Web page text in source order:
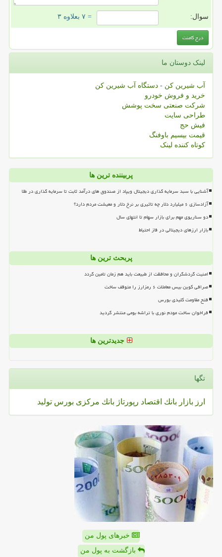
سوال: = ۷ بعلاوه ۳
لینک دوستان ما
آب شیرین کن - دستگاه آب شیرین کن
خرید و فروش خودرو
شرکت صنعتی سخت پوشش
طراحی سایت
فیش حج
قیمت بیسیم باوفنگ
کوتاه کننده لینک
پربیننده ترین ها
آشنایی با سبد سرمایه گذاری دیجیتال ویپاد از صندوق های درآمد ثابت تا سرمایه گذاری در طلا
آزادسازی ۶ میلیارد دلار چه تاثیری بر نرخ دلار و معیشت مردم دارد؟
دو سناریوی مهم برای بازار سهام تا انتهای سال
بازار ارزهای دیجیتالی در فاز احتیاط
پربحث ترین ها
امنیت گردشگران و محافظت از طبیعت باید هم زمان تامین گردد
صرافی کوین بیس معاملات ۶ رمزارز را متوقف ساخت
فتح مقاومت کلیدی بورس
فراخوان ساخت مودم نوری با تراشه بومی منتشر گردید
جدیدترین ها
تگها
ارز بازار بانك اقتصاد رپورتاژ بانك مركزی بورس تولید
خبرهای پول من
بازگشت به پول من